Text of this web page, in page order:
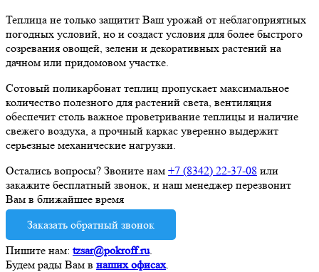
Теплица не только защитит Ваш урожай от неблагоприятных
погодных условий, но и создаст условия для более быстрого
созревания овощей, зелени и декоративных растений на
дачном или придомовом участке.
Сотовый поликарбонат теплиц пропускает максимальное
количество полезного для растений света, вентиляция
обеспечит столь важное проветривание теплицы и наличие
свежего воздуха, а прочный каркас уверенно выдержит
серьезные механические нагрузки.
Остались вопросы? Звоните нам +7 (8342) 22-37-08 или
закажите бесплатный звонок, и наш менеджер перезвонит
Вам в ближайшее время
Заказать обратный звонок
Пишите нам: tzsar@pokroff.ru.
Будем рады Вам в наших офисах.